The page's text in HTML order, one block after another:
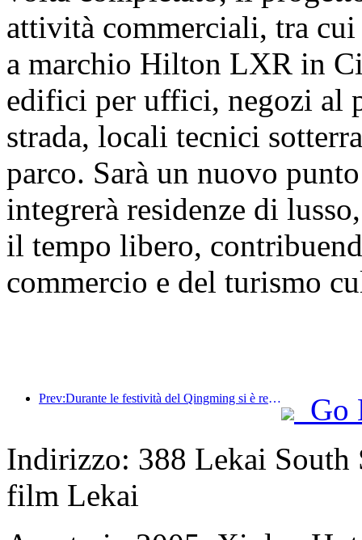
attività commerciali, tra
a marchio Hilton LXR in
edifici per uffici, negozi al
strada, locali tecnici
parco. Sarà un nuovo
integrerà residenze di
il tempo libero,
commercio e del turismo
Prev:Durante le festività del Qingming si è registrato un aumento dei viaggi dovuto alle lunghe ferie, con gite e visite ai fiori che hanno portato a un aumento del numero di visitatori in molte città.
Go
Indirizzo: 388 Lekai
film Lekai